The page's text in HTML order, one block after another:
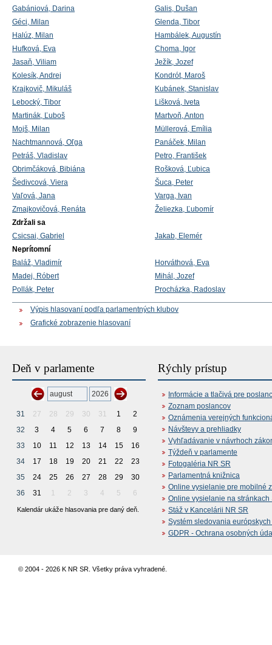
Gabániová, Darina
Galis, Dušan
Géci, Milan
Glenda, Tibor
Halúz, Milan
Hambálek, Augustín
Hufková, Eva
Choma, Igor
Jasaň, Viliam
Ježík, Jozef
Kolesík, Andrej
Kondrót, Maroš
Krajkovič, Mikuláš
Kubánek, Stanislav
Lebocký, Tibor
Lišková, Iveta
Martinák, Ľuboš
Martvoň, Anton
Mojš, Milan
Müllerová, Emília
Nachtmannová, Oľga
Panáček, Milan
Petráš, Vladislav
Petro, František
Obrimčáková, Bibiána
Rošková, Ľubica
Šedivcová, Viera
Šuca, Peter
Vaľová, Jana
Varga, Ivan
Zmajkovičová, Renáta
Želiezka, Ľubomír
Zdržali sa
Csicsai, Gabriel
Jakab, Elemér
Neprítomní
Baláž, Vladimír
Horváthová, Eva
Madej, Róbert
Mihál, Jozef
Pollák, Peter
Procházka, Radoslav
Výpis hlasovaní podľa parlamentných klubov
Grafické zobrazenie hlasovaní
Deň v parlamente
31 27 28 29 30 31 1
2
32
3 4 5 6 7 8
9
33
10 11 12 13 14 15
16
34
17 18 19 20 21 22
23
35
24 25 26 27 28 29
30
36
31 1 2 3 4 5 6
Kalendár ukáže hlasovania pre daný deň.
Rýchly prístup
Informácie a tlačivá pre
Zoznam poslancov
Oznámenia verejných
Návštevy a prehliadky
Vyhľadávanie v návrhoch
Týždeň v parlamente
Fotogaléria NR SR
Parlamentná knižnica
Online vysielanie pre mobilné
Online vysielanie na stránkach
Stáž v Kancelárii NR SR
Systém sledovania
GDPR - Ochrana osobných
© 2004 - 2026 K NR SR. Všetky práva vyhradené.